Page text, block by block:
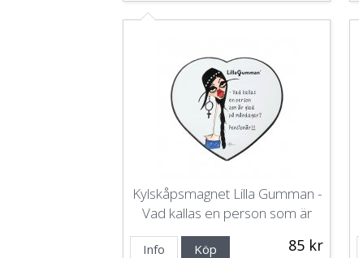
Kylskåpsmagnet Lilla Gumman -
Vad kallas en person som är
glad på måndagar? Pensionär!
85 kr
Info Köp